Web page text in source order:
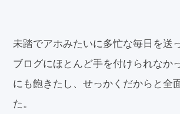
未踏でアホみたいに多忙な毎日を送
ブログにほとんど手を付けられなか
にも飽きたし、せっかくだからと全
た。